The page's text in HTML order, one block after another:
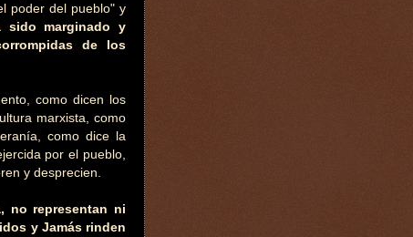
poder del pueblo" y
sido marginado y
de los
como dicen los
marxista, como
como dice la
por el pueblo,
y desprecien.
no representan ni
y Jamás rinden